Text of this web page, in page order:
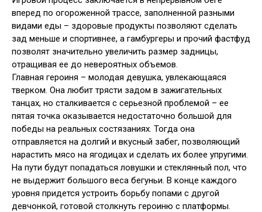
вперед по огороженной трассе, заполненной разными
видами еды – здоровые продукты позволяют сделать
зад меньше и спортивнее, а гамбургеры и прочий фастфуд
позволят значительно увеличить размер задницы,
отращивая ее до невероятных объемов.
Главная героиня – молодая девушка, увлекающаяся
тверком. Она любит трясти задом в зажигательных
танцах, но сталкивается с серьезной проблемой – ее
пятая точка оказывается недостаточно большой для
победы на реальных состязаниях. Тогда она
отправляется на долгий и вкусный забег, позволяющий
нарастить мясо на ягодицах и сделать их более упругими.
На пути будут попадаться ловушки и стеклянный пол, что
не выдержит большого веса бегуньи. В конце каждого
уровня придется устроить борьбу попами с другой
девчонкой, готовой столкнуть героиню с платформы.